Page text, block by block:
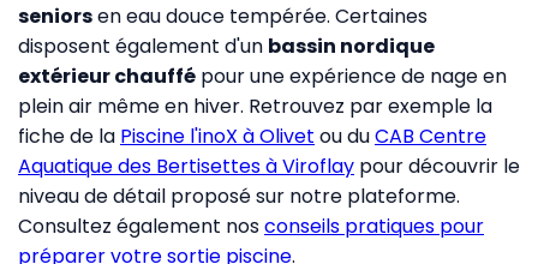
seniorsen eau douce tempérée. Certaines
disposent également d'un bassin nordique
extérieur chauffé pour une expérience de nage en
plein air même en hiver. Retrouvez par exemple la
fiche de la Piscine l'inoX à Olivet ou duCAB Centre
Aquatique des Bertisettes à Viroflay pour découvrir le
niveau de détail proposé sur notre plateforme.
Consultez également nosconseils pratiques pour
préparer votre sortie piscine.